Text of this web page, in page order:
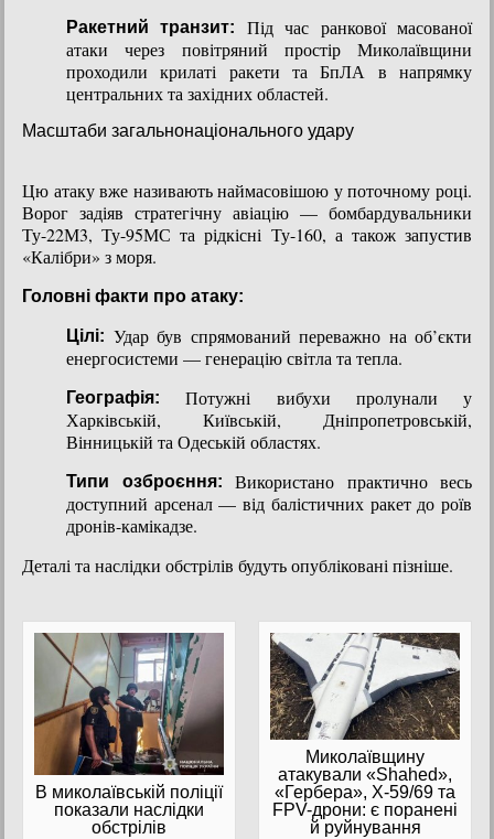
Ракетний транзит:
Під час ранкової масованої
атаки через повітряний простір Миколаївщини
проходили крилаті ракети та БпЛА в напрямку
центральних та західних областей.
Масштаби загальнонаціонального удару
Цю атаку вже називають наймасовішою у поточному році.
Ворог задіяв стратегічну авіацію — бомбардувальники
Ту-22М3, Ту-95МС та рідкісні Ту-160, а також запустив
«Калібри» з моря.
Головні факти про атаку:
Цілі: Удар був спрямований переважно на об’єкти
енергосистеми — генерацію світла та тепла.
Географія:
Потужні вибухи пролунали у
Харківській, Київській, Дніпропетровській,
Вінницькій та Одеській областях.
Типи озброєння:
Використано практично весь
доступний арсенал — від балістичних ракет до роїв
дронів-камікадзе.
Деталі та наслідки обстрілів будуть опубліковані пізніше.
В миколаївській поліції
показали наслідки
обстрілів
Миколаївщину
атакували «Shahed»,
«Гербера», Х-59/69 та
FPV-дрони: є поранені
й руйнування